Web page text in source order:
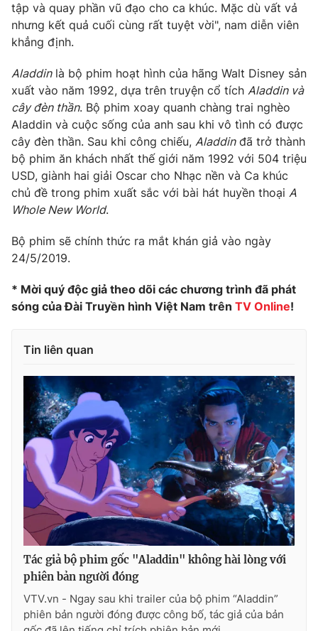
Photo Infographic
VTV Money VTV Thể thao
VTV Sức khoẻ Bất động sản
Thị trường 24h Tấm lòng Việt
VTV9
Liên hệ tòa soạn English
THỜI BÁO VTV
Theo dõi báo trên
Cơ quan chủ quản:Đài Truyền hình Việt Nam
Cơ quan báo chí:
Thời báo VTV
Giấy phép hoạt động báo in và báo điện tử số 483/GP-BTTTT
cấp ngày 29/12/2023
Tổng Biên tập:Vũ Thanh Thủy
Phó Tổng Biên tập: Nguyễn Thị Mỹ Hạnh, Phạm Quốc Thắng,
Nguyễn Trọng Ninh
Tổng đài VTV:024.38 355 931 - 024.38 355 932
tập và quay phần vũ đạo cho ca khúc. Mặc dù vất vả
nhưng kết quả cuối cùng rất tuyệt vời", nam diễn viên
khẳng định.
Aladdinlà bộ phim hoạt hình của hãng Walt Disney sản
xuất vào năm 1992, dựa trên truyện cổ tích Aladdin và
cây đèn thần. Bộ phim xoay quanh chàng trai nghèo
Aladdin và cuộc sống của anh sau khi vô tình có được
cây đèn thần. Sau khi công chiếu, Aladdinđã trở thành
bộ phim ăn khách nhất thế giới năm 1992 với 504 triệu
USD, giành hai giải Oscar cho Nhạc nền và Ca khúc
chủ đề trong phim xuất sắc với bài hát huyền thoại A
Whole New World.
Bộ phim sẽ chính thức ra mắt khán giả vào ngày
24/5/2019.
* Mời quý độc giả theo dõi các chương trình đã phát
sóng của Đài Truyền hình Việt Nam trên TV Online!
Tin liên quan
Tác giả bộ phim gốc "Aladdin" không hài lòng với
phiên bản người đóng
VTV.vn - Ngay sau khi trailer của bộ phim “Aladdin”
phiên bản người đóng được công bố, tác giả của bản